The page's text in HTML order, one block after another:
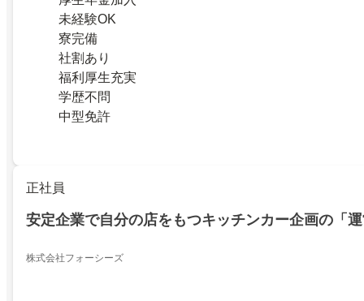
未経験OK
寮完備
社割あり
福利厚生充実
学歴不問
中型免許
正社員
安定企業で自分の店をもつキッチンカー企画の「
株式会社フォーシーズ